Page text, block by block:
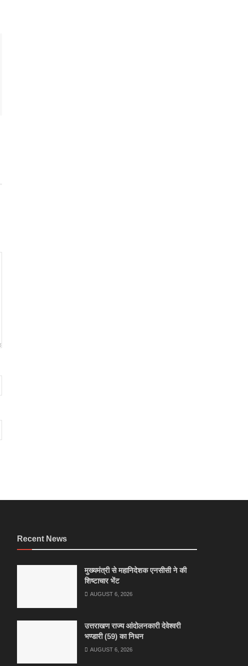
Recent News
मुख्यमंत्री से महानिदेशक एनसीसी ने की
शिष्टाचार भेंट
AUGUST 6, 2026
उत्तराखण राज्य आंदोलनकारी देवेश्वरी
भण्डारी (59) का निधन
AUGUST 6, 2026